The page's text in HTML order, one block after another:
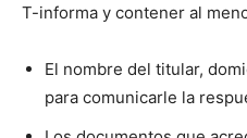
T-informa y contener al
El nombre del titular,
para comunicarle la